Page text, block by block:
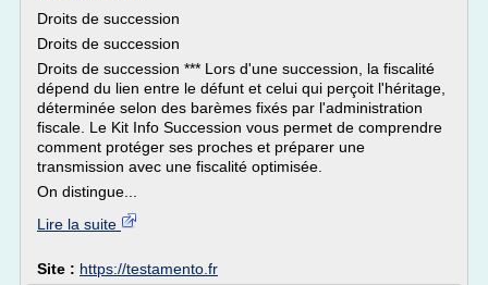
Droits de succession
Droits de succession
Droits de succession *** Lors d'une succession, la fiscalité
dépend du lien entre le défunt et celui qui perçoit l'héritage,
déterminée selon des barèmes fixés par l'administration
fiscale. Le Kit Info Succession vous permet de comprendre
comment protéger ses proches et préparer une
transmission avec une fiscalité optimisée.
On distingue...
Lire la suite
Site : https://testamento.fr